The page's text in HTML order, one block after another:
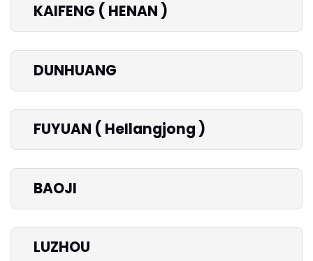
KAIFENG ( HENAN )
DUNHUANG
FUYUAN ( HeIlangjong )
BAOJI
LUZHOU